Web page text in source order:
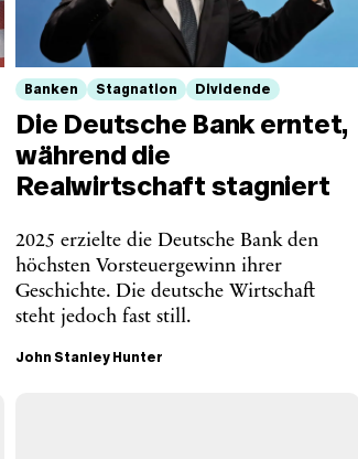
Banken Stagnation Dividende
Die Deutsche Bank erntet,
während die
Realwirtschaft stagniert
2025 erzielte die Deutsche Bank den
höchsten Vorsteuergewinn ihrer
Geschichte. Die deutsche Wirtschaft
steht jedoch fast still.
John Stanley Hunter